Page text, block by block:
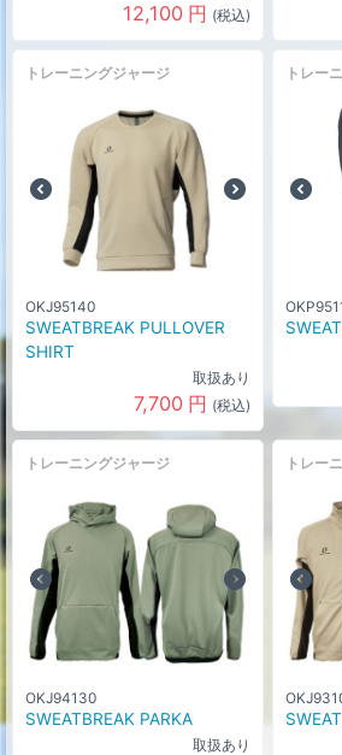
12,100 円 (税込)
トレーニングジャージ
OKJ95140
SWEATBREAK PULLOVER
SHIRT
取扱あり
7,700 円 (税込)
トレー
トレーニングジャージ
OKJ94130
SWEATBREAK PARKA
取扱あり
トレー